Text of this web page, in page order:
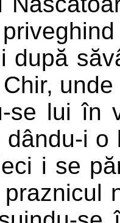
după
se lui în
dându-i
i se